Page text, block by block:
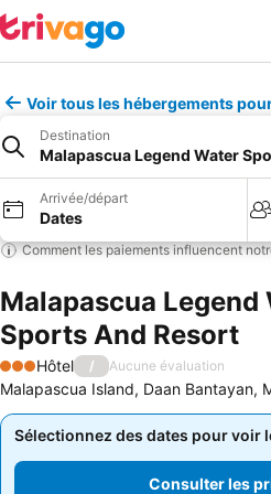
Voir tous les hébergements
Destination
Malapascua Legend Water
Arrivée/départ
Dates
Comment les paiements influencent
Malapascua Legend
Sports And Resort
3 Étoiles
Hôtel / Aucune évaluation
Malapascua Island, Daan Bantayan,
Sélectionnez des dates pour voir
Consulter
Sélectionnez des dates pour voir
Consulter les